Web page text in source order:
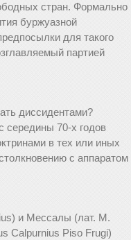
стран. Формально
буржуазной
для такого
партией
диссидентами?
середины 70-х годов
в тех или иных
с аппаратом
и Мессалы (лат. M.
Calpurnius Piso Frugi)